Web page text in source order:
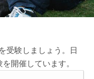
を受験しましょう。日
開催しています。